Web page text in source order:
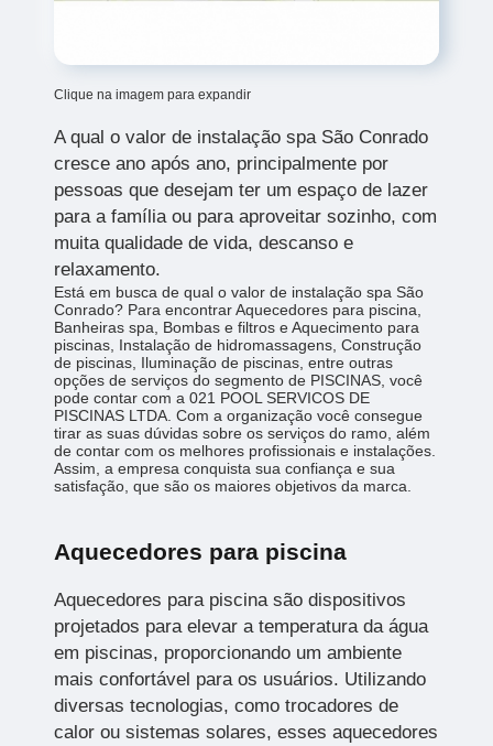
Clique na imagem para expandir
A qual o valor de instalação spa São Conrado
cresce ano após ano, principalmente por
pessoas que desejam ter um espaço de lazer
para a família ou para aproveitar sozinho, com
muita qualidade de vida, descanso e
relaxamento.
Está em busca de qual o valor de instalação spa São
Conrado? Para encontrar Aquecedores para piscina,
Banheiras spa, Bombas e filtros e Aquecimento para
piscinas, Instalação de hidromassagens, Construção
de piscinas, Iluminação de piscinas, entre outras
opções de serviços do segmento de PISCINAS, você
pode contar com a 021 POOL SERVICOS DE
PISCINAS LTDA. Com a organização você consegue
tirar as suas dúvidas sobre os serviços do ramo, além
de contar com os melhores profissionais e instalações.
Assim, a empresa conquista sua confiança e sua
satisfação, que são os maiores objetivos da marca.
Aquecedores para piscina
Aquecedores para piscina são dispositivos
projetados para elevar a temperatura da água
em piscinas, proporcionando um ambiente
mais confortável para os usuários. Utilizando
diversas tecnologias, como trocadores de
calor ou sistemas solares, esses aquecedores